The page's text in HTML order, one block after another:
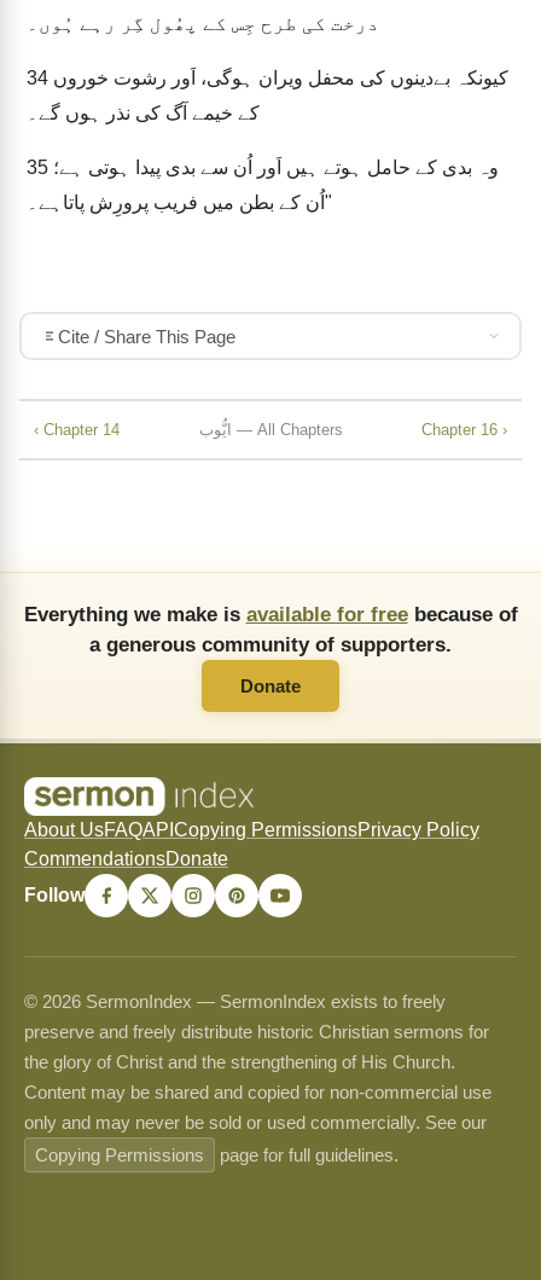
درخت کی طرح جِس کے پھُول گِر رہے ہُوں۔
34
کے خیمے آگ کی نذر ہوں گے۔
35
اُن کے بطن میں فریب پرورِش پاتاہے۔"
Cite / Share This Page
‹ Chapter 14 ایُّوب — All Chapters Chapter 16 ›
Everything we make is available for freebecause of
a generous community of supporters.
Donate
About UsFAQAPI Copying PermissionsPrivacy Policy
CommendationsDonate
Follow
© 2026 SermonIndex — SermonIndex exists to freely
preserve and freely distribute historic Christian sermons for
the glory of Christ and the strengthening of His Church.
Content may be shared and copied for non-commercial use
only and may never be sold or used commercially. See our
Copying Permissions
page for full guidelines.